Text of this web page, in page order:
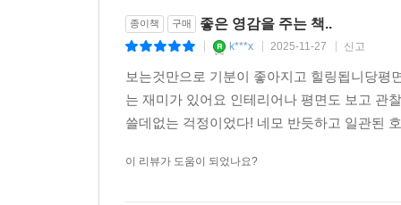
종이책 구매 좋은 영감을 주는 책..
k***x 2025-11-27 신고
보는것만으로 기분이 좋아지고 힐링됩니당평
는 재미가 있어요 인테리어나 평면도 보고 관
쓸데없는 걱정이었다! 네모 반듯하고 일관된
이 리뷰가 도움이 되었나요?